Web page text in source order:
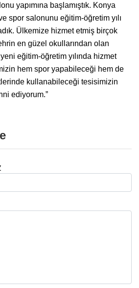
yapımına başlamıştık. Konya
spor salonunu eğitim-öğretim yılı
Ülkemize hizmet etmiş birçok
en güzel okullarından olan
eğitim-öğretim yılında hizmet
hem spor yapabileceği hem de
kullanabileceği tesisimizin
ediyorum.”